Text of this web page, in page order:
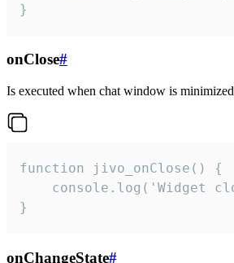
}
onClose#
Is executed when chat window is
function jivo_onClose() {
console.log('Widget
}
onChangeState#